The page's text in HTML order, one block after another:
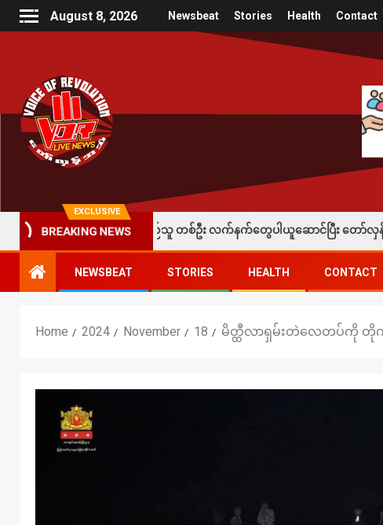
August 8, 2026 Newsbeat Stories Health Contact
EXCLUSIVE
BREAKING NEWS
းကို ခံထားရတဲ့ပြည်သူ တစ်ဦး လက်နက်တွေပါယူဆောင်ပြီး တော်လှန်ရေးတပ်တွေ
NEWSBEAT STORIES HEALTH CONTACT
Home 2024 November 18 မိတ္ထီလာရှမ်းတဲလေတပ်ကို တိုက်ခို